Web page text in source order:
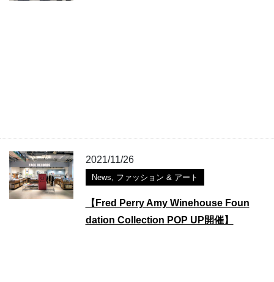
2021/11/26
News, ファッション & アート
【Fred Perry Amy Winehouse Foun
dation Collection POP UP開催】